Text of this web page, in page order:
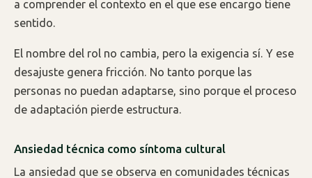
a comprender el contexto en el que ese encargo tiene
sentido.
El nombre del rol no cambia, pero la exigencia sí. Y ese
desajuste genera fricción. No tanto porque las
personas no puedan adaptarse, sino porque el proceso
de adaptación pierde estructura.
Ansiedad técnica como síntoma cultural
La ansiedad que se observa en comunidades técnicas